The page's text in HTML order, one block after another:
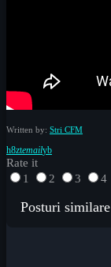
Written by: Stri CFM
email
Rate it
1
2 3 4
Posturi similare